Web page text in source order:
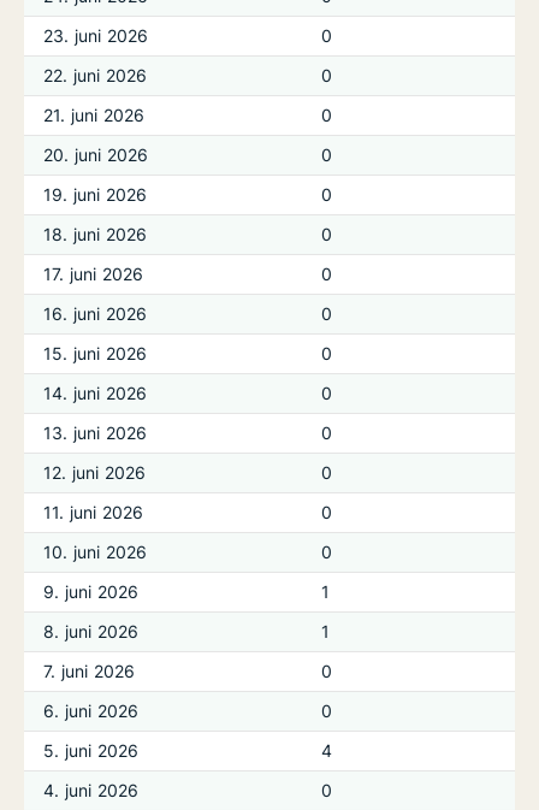
23. juni 2026
0
22. juni 2026
0
21. juni 2026
0
20. juni 2026
0
19. juni 2026
0
18. juni 2026
0
17. juni 2026
0
16. juni 2026
0
15. juni 2026
0
14. juni 2026
0
13. juni 2026
0
12. juni 2026
0
11. juni 2026
0
10. juni 2026
0
9. juni 2026
1
8. juni 2026
1
7. juni 2026
0
6. juni 2026
0
5. juni 2026
4
4. juni 2026
0